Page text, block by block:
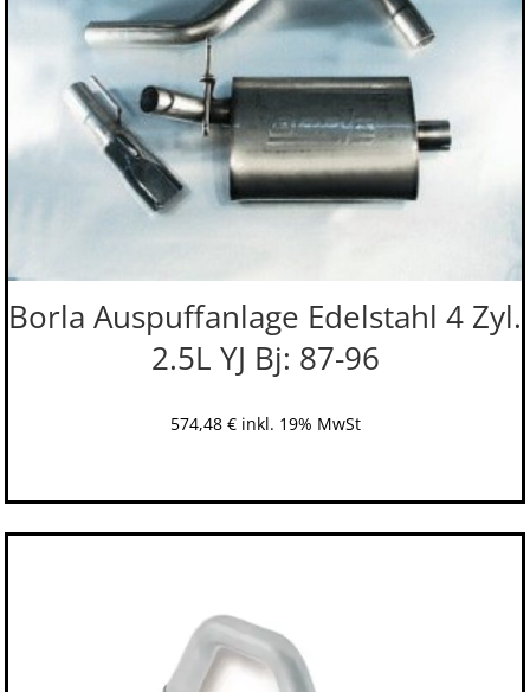
Borla Auspuffanlage Edelstahl 4 Zyl.
2.5L YJ Bj: 87-96
574,48 € inkl. 19% MwSt